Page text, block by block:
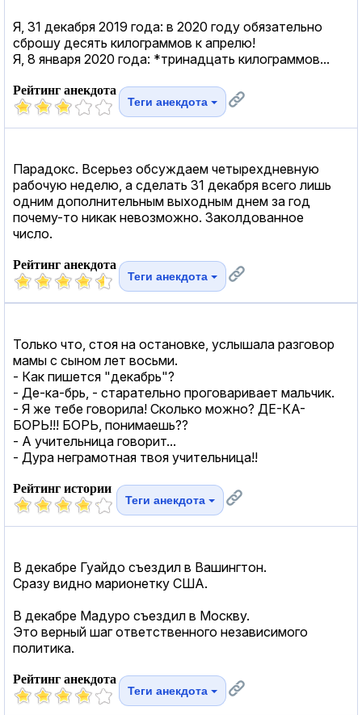
Я, 31 декабря 2019 года: в 2020 году обязательно
сброшу десять килограммов к апрелю!
Я, 8 января 2020 года: *тринадцать килограммов...
Рейтинг анекдота
Теги анекдота
Парадокс. Всерьез обсуждаем четырехдневную
рабочую неделю, а сделать 31 декабря всего лишь
одним дополнительным выходным днем за год
почему-то никак невозможно. Заколдованное
число.
Рейтинг анекдота
Теги анекдота
Только что, стоя на остановке, услышала разговор
мамы с сыном лет восьми.
- Как пишется "декабрь"?
- Де-ка-брь, - старательно проговаривает мальчик.
- Я же тебе говорила! Сколько можно? ДЕ-КА-
БОРЬ!!! БОРЬ, понимаешь??
- А учительница говорит...
- Дура неграмотная твоя учительница!!
Рейтинг истории
Теги анекдота
В декабре Гуайдо съездил в Вашингтон.
Сразу видно марионетку США.
В декабре Мадуро съездил в Москву.
Это верный шаг ответственного независимого
политика.
Рейтинг анекдота
Теги анекдота